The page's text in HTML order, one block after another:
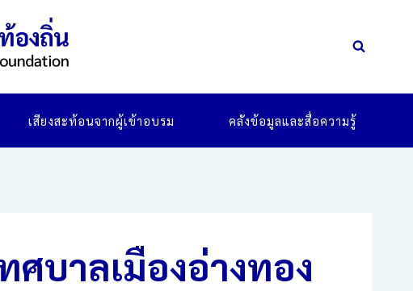
เสียงสะท้อนจากผู้เข้าอบรม คลังข้อมูลและสื่อความรู้
บาลเมืองอ่างทอง